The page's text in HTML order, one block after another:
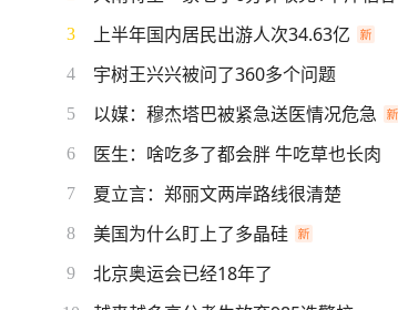
3 上半年国内居民出游人次34.63亿
4 宇树王兴兴被问了360多个问题
5 以媒：穆杰塔巴被紧急送医情况危急
6 医生：啥吃多了都会胖 牛吃草也长肉
7 夏立言：郑丽文两岸路线很清楚
8 美国为什么盯上了多晶硅
9 北京奥运会已经18年了